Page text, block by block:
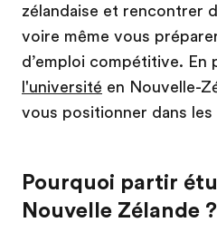
zélandaise et rencontrer
voire même vous
d’emploi compétitive. En
l'université en Nouvelle-
vous positionner dans les
Pourquoi partir
Nouvelle Zélande ?